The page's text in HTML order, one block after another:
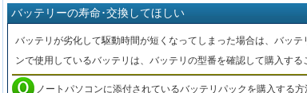
バッテリーの寿命･交換してほしい
バッテリが劣化して駆動時間が短くなってしまった場合は、バッ
ンで使用しているバッテリは、バッテリの型番を確認して購入する
ノートパソコンに添付されているバッテリパックを購入する方